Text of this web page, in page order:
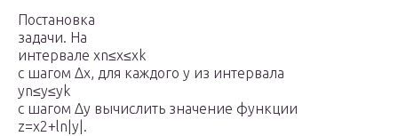
Постановка
задачи. На
интервале xn≤x≤xk
с шагом Δх, для каждого у из интервала
уn≤y≤yk
с шагом Δу вычислить значение функции
z=x2+ln|y|.